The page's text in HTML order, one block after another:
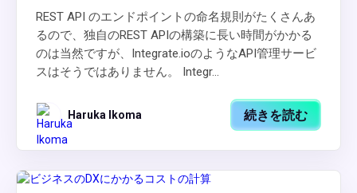
REST API のエンドポイントの命名規則がたくさんあ
るので、独自のREST APIの構築に長い時間がかかる
のは当然ですが、Integrate.ioのようなAPI管理サービ
スはそうではありません。 Integr...
Haruka Ikoma 続きを読む